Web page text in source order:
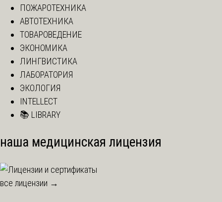
ПОЖАРОТЕХНИКА
АВТОТЕХНИКА
ТОВАРОВЕДЕНИЕ
ЭКОНОМИКА
ЛИНГВИСТИКА
ЛАБОРАТОРИЯ
ЭКОЛОГИЯ
INTELLECT
📚 LIBRARY
наша медицинская лицензия
все лицензии →